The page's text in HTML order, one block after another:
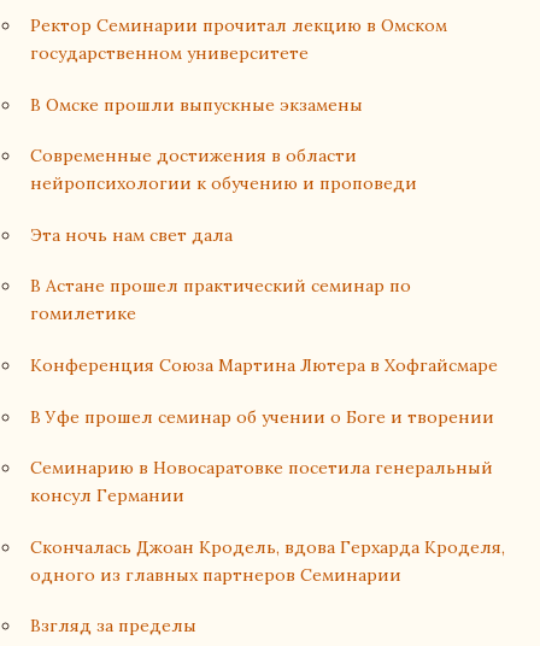
Ректор Семинарии прочитал лекцию в Омском
государственном университете
В Омске прошли выпускные экзамены
Современные достижения в области
нейропсихологии к обучению и проповеди
Эта ночь нам свет дала
В Астане прошел практический семинар по
гомилетике
Конференция Союза Мартина Лютера в Хофгайсмаре
В Уфе прошел семинар об учении о Боге и творении
Семинарию в Новосаратовке посетила генеральный
консул Германии
Cкончалась Джоан Кродель, вдова Герхарда Кроделя,
одного из главных партнеров Семинарии
Взгляд за пределы